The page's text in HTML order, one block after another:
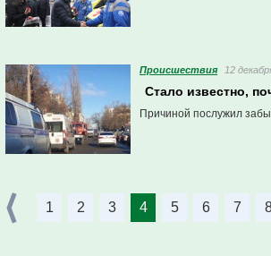
Проиcшествия 12
Стало известно,
Причиной послужил
1 2 3 4 5 6 7